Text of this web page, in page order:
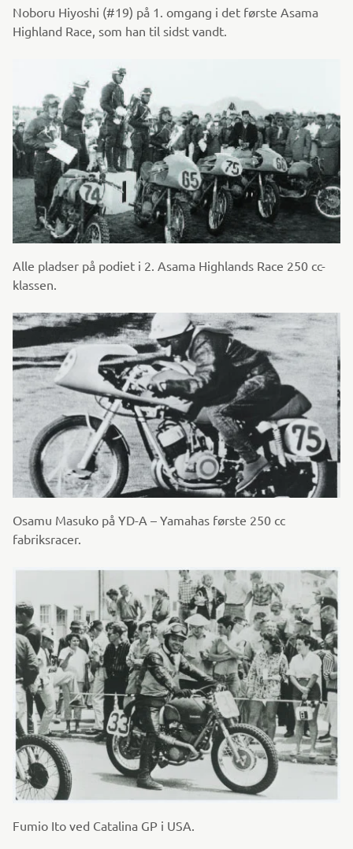
Noboru Hiyoshi (#19) på 1. omgang i det første Asama
Highland Race, som han til sidst vandt.
Alle pladser på podiet i 2. Asama Highlands Race 250 cc-
klassen.
Osamu Masuko på YD-A – Yamahas første 250 cc
fabriksracer.
Fumio Ito ved Catalina GP i USA.